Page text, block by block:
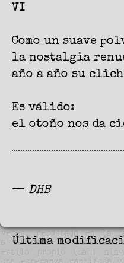
VI
Como un suave
la nostalgia
año a año su
Es válido:
el otoño nos da
— DHB
Última